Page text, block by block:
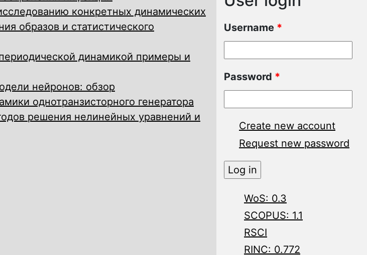
конкретных динамических
образов и статистического
динамикой примеры и
нейронов: обзор
однотранзисторного генератора
решения нелинейных уравнений и
Username *
Password *
Create new account
Request new password
WoS: 0.3
SCOPUS: 1.1
RSCI
RINC: 0.772